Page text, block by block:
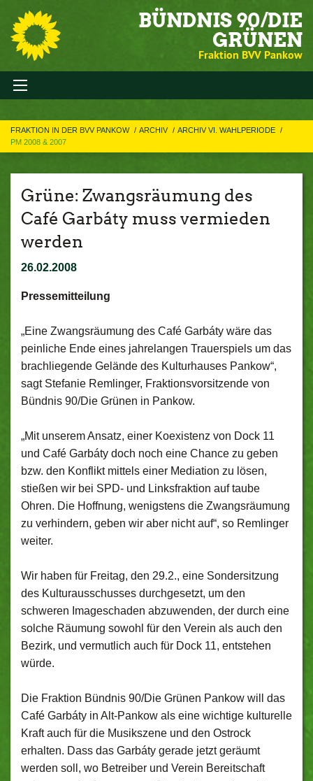
BÜNDNIS 90/DIE
GRÜNEN
Fraktion BVV Pankow
FRAKTION IN DER BVV PANKOW ARCHIV
ARCHIV VI. WAHLPERIODE
PM 2008 & 2007
Grüne: Zwangsräumung des
Café Garbáty muss vermieden
werden
26.02.2008
Pressemitteilung
„Eine Zwangsräumung des Café Garbáty wäre das
peinliche Ende eines jahrelangen Trauerspiels um das
brachliegende Gelände des Kulturhauses Pankow“,
sagt Stefanie Remlinger, Fraktionsvorsitzende von
Bündnis 90/Die Grünen in Pankow.
„Mit unserem Ansatz, einer Koexistenz von Dock 11
und Café Garbáty doch noch eine Chance zu geben
bzw. den Konflikt mittels einer Mediation zu lösen,
stießen wir bei SPD- und Linksfraktion auf taube
Ohren. Die Hoffnung, wenigstens die Zwangsräumung
zu verhindern, geben wir aber nicht auf“, so Remlinger
weiter.
Wir haben für Freitag, den 29.2., eine Sondersitzung
des Kulturausschusses durchgesetzt, um den
schweren Imageschaden abzuwenden, der durch eine
solche Räumung sowohl für den Verein als auch den
Bezirk, und vermutlich auch für Dock 11, entstehen
würde.
Die Fraktion Bündnis 90/Die Grünen Pankow will das
Café Garbáty in Alt-Pankow als eine wichtige kulturelle
Kraft auch für die Musikszene und den Ostrock
erhalten. Dass das Garbáty gerade jetzt geräumt
werden soll, wo Betreiber und Verein Bereitschaft